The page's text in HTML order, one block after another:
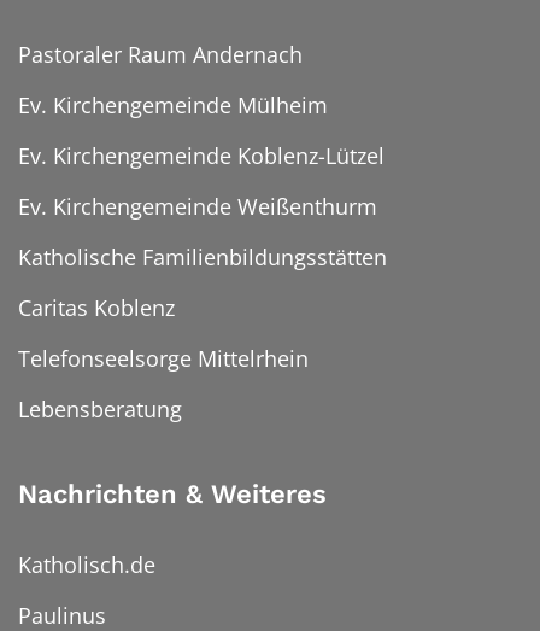
Pastoraler Raum Andernach
Ev. Kirchengemeinde Mülheim
Ev. Kirchengemeinde Koblenz-Lützel
Ev. Kirchengemeinde Weißenthurm
Katholische Familienbildungsstätten
Caritas Koblenz
Telefonseelsorge Mittelrhein
Lebensberatung
Nachrichten & Weiteres
Katholisch.de
Paulinus